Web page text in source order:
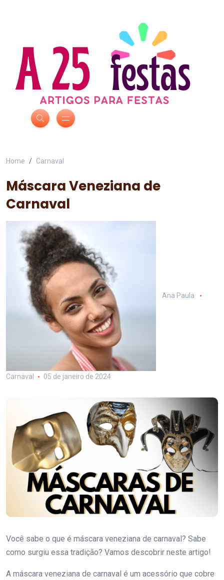
Home Carnaval
Máscara Veneziana de
Carnaval
Ana Paula
Carnaval 05 de janeiro de 2024
Você sabe o que é máscara veneziana de carnaval? Sabe
como surgiu essa tradição? Vamos descobrir neste artigo!
A máscara veneziana de carnaval é um acessório que cobre